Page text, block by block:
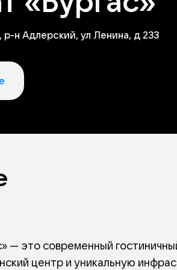
н Адлерский, ул Ленина, д 233
— это современный
центр и уникальную